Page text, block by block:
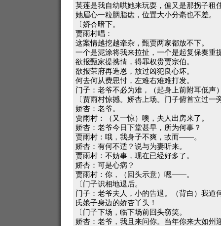
英莲是我自幼哄她来玩耍，偏又是那拐子租
她眉心一粒胭脂痣，位置大小分毫也不差。
〔娇杏暗下。
贾雨村唱：
这案情越挖越牵杂，甄贾两家都放不下。
一个是泥涂将我来拉扯，一个是起复保奏重
欲报甄家提携情，得罪权贵贾宗伯。
欲报荣府再造恩，放过凶犯良心坏。
何去何从费思忖，左难右难难打发。
门子：老爷不必为难，（起身上前附耳低
〔贾雨村惊撼。娇杏上场。门子俯首立过一
娇杏：老爷。
贾雨村：（又一惊）噢，夫人出房来了。
娇杏：老爷今日下堂甚早，所为何事？
贾雨村：哦，我身子不爽，故而——。
娇杏：有何不适？说与为妻听来。
贾雨村：不妨事，现在已经好多了。
娇杏：可是心病？
贾雨村：你，（回头示意）嗯——。
〔门子识相地退后。
门子：老爷夫人，小的告退。（背白）我道
氏娘子身边的娇杏丫头！
〔门子下场，临下场前回头窃笑。
娇杏：老爷，我且来问你。当年你来大如州